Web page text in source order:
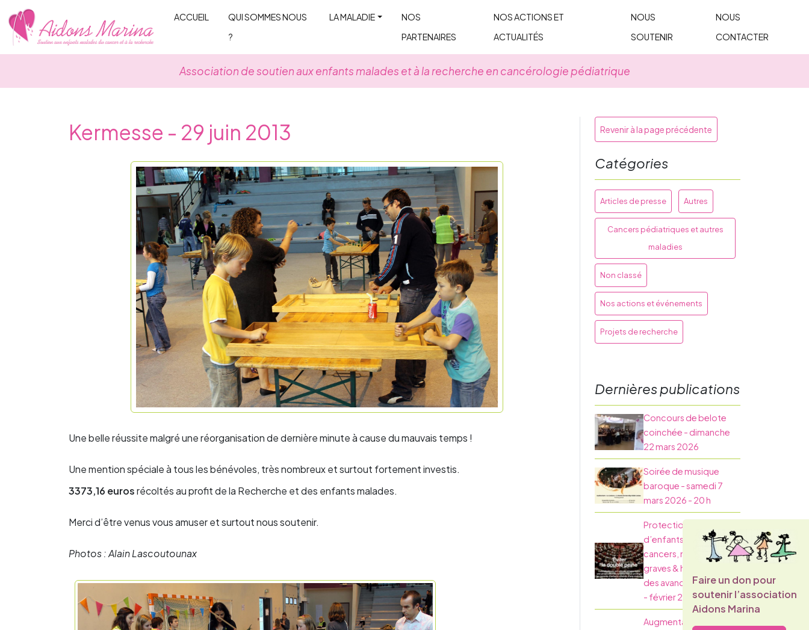
Skip
content
ACCUEIL
QUI SOMMES NOUS
?
LA MALADIE
NOS
PARTENAIRES
NOS ACTIONS ET
ACTUALITÉS
NOUS
SOUTENIR
NOUS
CONTACTER
Association de soutien aux enfants malades et à la recherche en cancérologie pédiatrique
Faire un don pour
soutenir l’association
Aidons Marina
Kermesse - 29 juin 2013
Une belle réussite malgré une réorganisation de dernière minute à cause du mauvais temps !
Une mention spéciale à tous les bénévoles, très nombreux et surtout fortement investis.
3373,16 eurosrécoltés au profit de la Recherche et des enfants malades.
Merci d’être venus vous amuser et surtout nous soutenir.
Photos : Alain Lascoutounax
Revenir à la page précédente
Catégories
Articles de presse Autres
Cancers pédiatriques et autres
maladies
Non classé
Nos actions et événements
Projets de recherche
Dernières publications
Concours de belote
coinchée - dimanche
22 mars 2026
Soirée de musique
baroque - samedi 7
mars 2026 - 20 h
Protection des familles
d’enfants atteints de
cancers, maladies
graves & handicaps :
des avancées majeures
- février 2026
Augmentation des